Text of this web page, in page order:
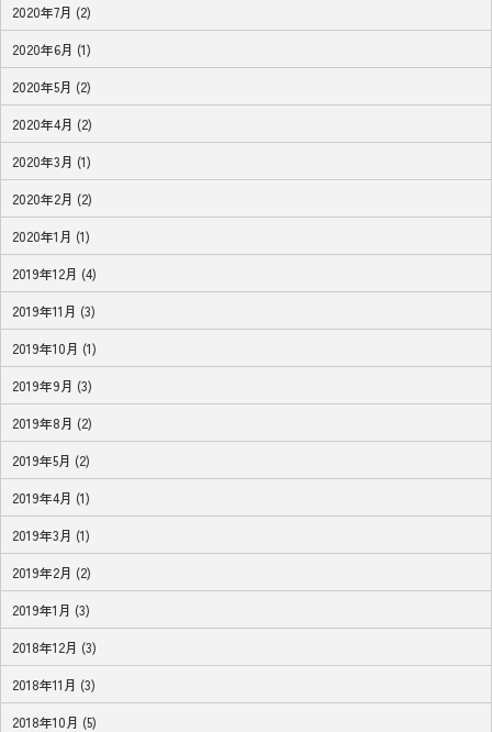
2020年7月 (2)
2020年6月 (1)
2020年5月 (2)
2020年4月 (2)
2020年3月 (1)
2020年2月 (2)
2020年1月 (1)
2019年12月 (4)
2019年11月 (3)
2019年10月 (1)
2019年9月 (3)
2019年8月 (2)
2019年5月 (2)
2019年4月 (1)
2019年3月 (1)
2019年2月 (2)
2019年1月 (3)
2018年12月 (3)
2018年11月 (3)
2018年10月 (5)